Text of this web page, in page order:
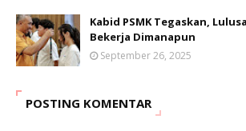
Kabid PSMK Tegaskan,
Bekerja Dimanapun
September 26, 2025
POSTING KOMENTAR